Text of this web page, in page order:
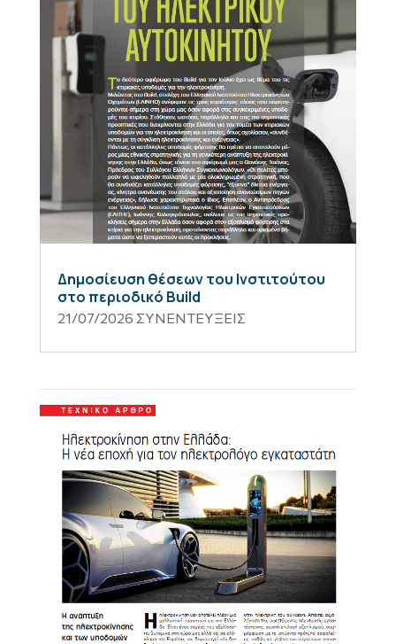
Δημοσίευση θέσεων του Ινστιτούτου
στο περιοδικό Build
21/07/2026 ΣΥΝΕΝΤΕΥΞΕΙΣ